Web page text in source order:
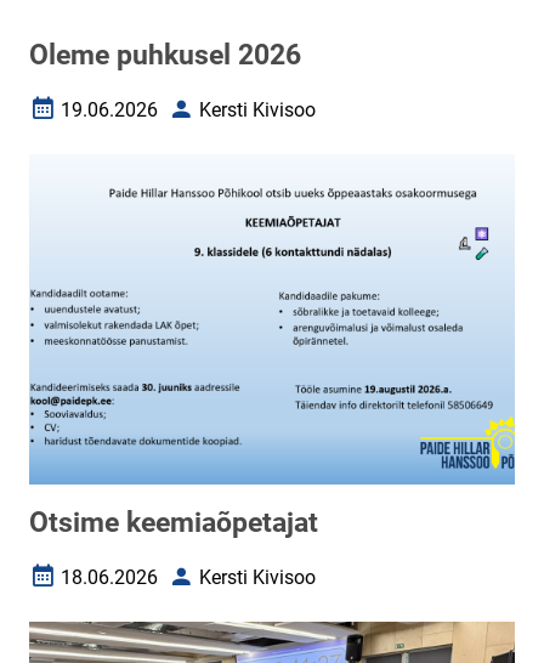
Oleme puhkusel 2026
Loomise kuupäev
19.06.2026 AutorKersti Kivisoo
Otsime keemiaõpetajat
Loomise kuupäev
18.06.2026 AutorKersti Kivisoo